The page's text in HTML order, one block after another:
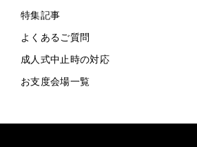
特集記事
よくあるご質問
成人式中止時の対応
お支度会場一覧